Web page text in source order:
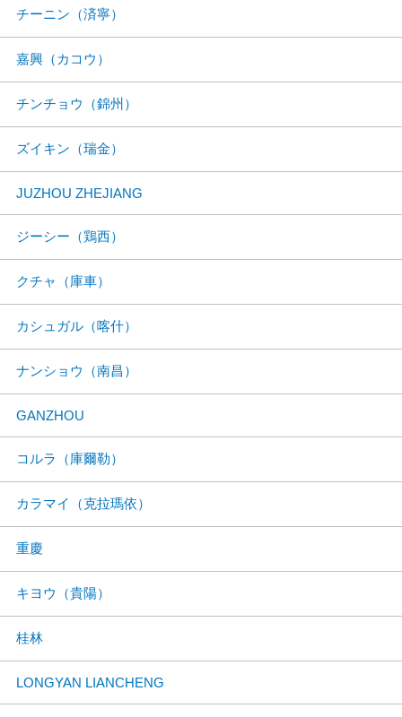
チーニン（済寧）
嘉興（カコウ）
チンチョウ（錦州）
ズイキン（瑞金）
JUZHOU ZHEJIANG
ジーシー（鶏西）
クチャ（庫車）
カシュガル（喀什）
ナンショウ（南昌）
GANZHOU
コルラ（庫爾勒）
カラマイ（克拉瑪依）
重慶
キヨウ（貴陽）
桂林
LONGYAN LIANCHENG